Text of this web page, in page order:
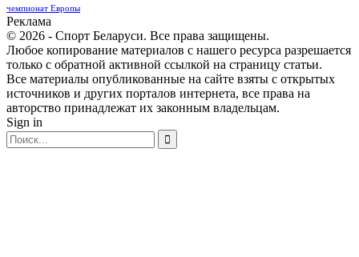
чемпионат Европы
Реклама
© 2026 - Спорт Беларуси. Все права защищены.
Любое копирование материалов с нашего ресурса разрешается
только с обратной активной ссылкой на страницу статьи.
Все материалы опубликованные на сайте взяты с открытых
источников и других порталов интернета, все права на
авторство принадлежат их законным владельцам.
Sign in